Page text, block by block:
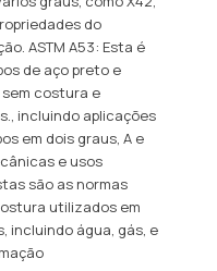
do
ASTM A53: Esta é
de aço preto e
costura e
incluindo aplicações
em dois graus, A e
e usos
são as normas
utilizados em
incluindo água, gás, e